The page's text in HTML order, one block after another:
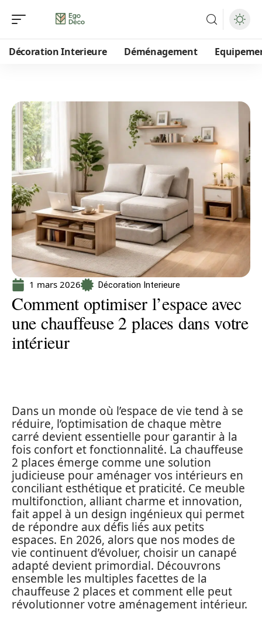
Décoration Interieure Déménagement
1 mars 2026 Décoration Interieure
Comment optimiser l’espace avec
une chauffeuse 2 places dans votre
intérieur
Dans un monde où l’espace de vie tend à se
réduire, l’optimisation de chaque mètre
carré devient essentielle pour garantir à la
fois confort et fonctionnalité. La chauffeuse
2 places émerge comme une solution
judicieuse pour aménager vos intérieurs en
conciliant esthétique et praticité. Ce meuble
multifonction, alliant charme et innovation,
fait appel à un design ingénieux qui permet
de répondre aux défis liés aux petits
espaces. En 2026, alors que nos modes de
vie continuent d’évoluer, choisir un canapé
adapté devient primordial. Découvrons
ensemble les multiples facettes de la
chauffeuse 2 places et comment elle peut
révolutionner votre aménagement intérieur.